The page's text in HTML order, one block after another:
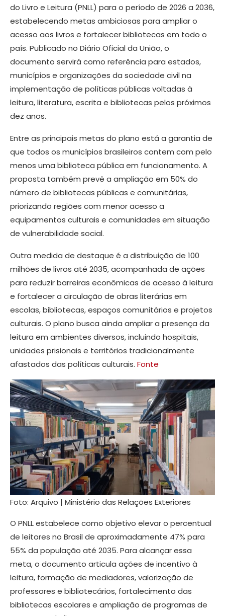
do Livro e Leitura (PNLL) para o período de 2026 a 2036,
estabelecendo metas ambiciosas para ampliar o
acesso aos livros e fortalecer bibliotecas em todo o
país. Publicado no Diário Oficial da União, o
documento servirá como referência para estados,
municípios e organizações da sociedade civil na
implementação de políticas públicas voltadas à
leitura, literatura, escrita e bibliotecas pelos próximos
dez anos.
Entre as principais metas do plano está a garantia de
que todos os municípios brasileiros contem com pelo
menos uma biblioteca pública em funcionamento. A
proposta também prevê a ampliação em 50% do
número de bibliotecas públicas e comunitárias,
priorizando regiões com menor acesso a
equipamentos culturais e comunidades em situação
de vulnerabilidade social.
Outra medida de destaque é a distribuição de 100
milhões de livros até 2035, acompanhada de ações
para reduzir barreiras econômicas de acesso à leitura
e fortalecer a circulação de obras literárias em
escolas, bibliotecas, espaços comunitários e projetos
culturais. O plano busca ainda ampliar a presença da
leitura em ambientes diversos, incluindo hospitais,
unidades prisionais e territórios tradicionalmente
afastados das políticas culturais. Fonte
Foto: Arquivo | Ministério das Relações Exteriores
O PNLL estabelece como objetivo elevar o percentual
de leitores no Brasil de aproximadamente 47% para
55% da população até 2035. Para alcançar essa
meta, o documento articula ações de incentivo à
leitura, formação de mediadores, valorização de
professores e bibliotecários, fortalecimento das
bibliotecas escolares e ampliação de programas de